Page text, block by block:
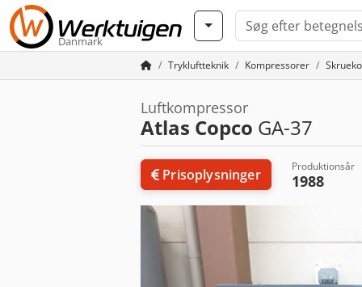
Danmark
Trykluftteknik Kompressorer
Luftkompressor
Atlas Copco GA-37
Prisoplysninger Produktionsår
1988